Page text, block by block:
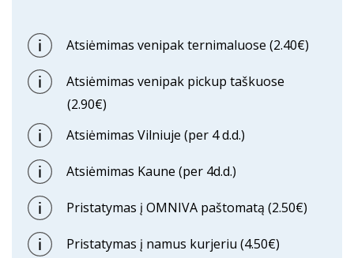
Atsiėmimas venipak ternimaluose (2.40€)
Atsiėmimas venipak pickup taškuose
(2.90€)
Atsiėmimas Vilniuje (per 4 d.d.)
Atsiėmimas Kaune (per 4d.d.)
Pristatymas į OMNIVA paštomatą (2.50€)
Pristatymas į namus kurjeriu (4.50€)